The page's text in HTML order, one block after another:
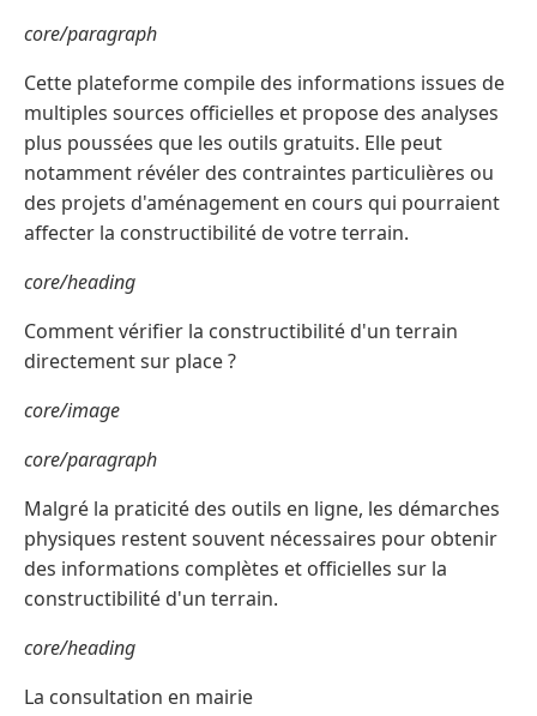
core/paragraph
Cette plateforme compile des informations issues de
multiples sources officielles et propose des analyses
plus poussées que les outils gratuits. Elle peut
notamment révéler des contraintes particulières ou
des projets d'aménagement en cours qui pourraient
affecter la constructibilité de votre terrain.
core/heading
Comment vérifier la constructibilité d'un terrain
directement sur place ?
core/image
core/paragraph
Malgré la praticité des outils en ligne, les démarches
physiques restent souvent nécessaires pour obtenir
des informations complètes et officielles sur la
constructibilité d'un terrain.
core/heading
La consultation en mairie